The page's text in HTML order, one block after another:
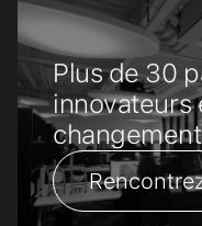
Plus de 30
innovateurs